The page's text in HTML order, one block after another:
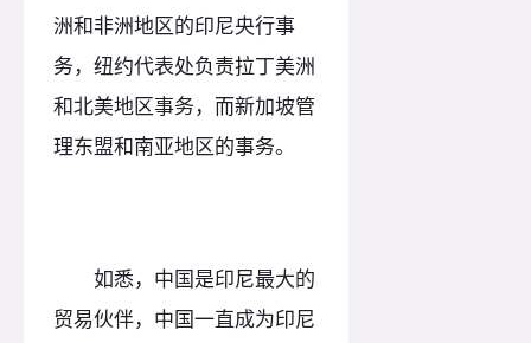
洲和非洲地区的印尼央行事
务，纽约代表处负责拉丁美洲
和北美地区事务，而新加坡管
理东盟和南亚地区的事务。
如悉，中国是印尼最大的
贸易伙伴，中国一直成为印尼